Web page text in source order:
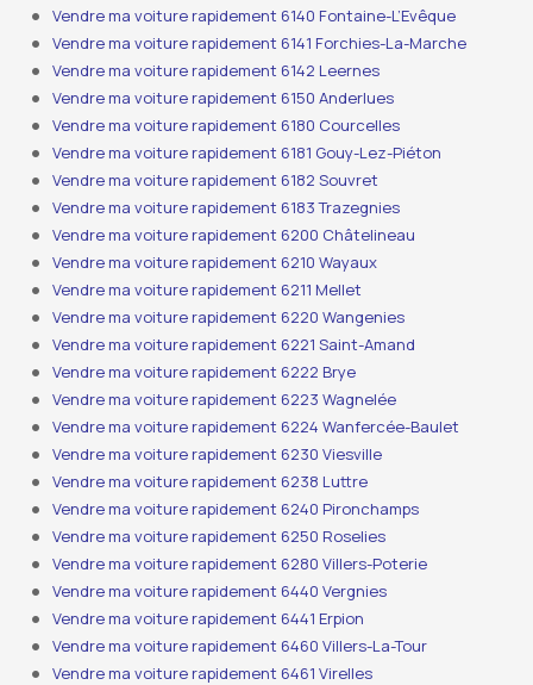
Vendre ma voiture rapidement 6140 Fontaine-L’Evêque
Vendre ma voiture rapidement 6141 Forchies-La-Marche
Vendre ma voiture rapidement 6142 Leernes
Vendre ma voiture rapidement 6150 Anderlues
Vendre ma voiture rapidement 6180 Courcelles
Vendre ma voiture rapidement 6181 Gouy-Lez-Piéton
Vendre ma voiture rapidement 6182 Souvret
Vendre ma voiture rapidement 6183 Trazegnies
Vendre ma voiture rapidement 6200 Châtelineau
Vendre ma voiture rapidement 6210 Wayaux
Vendre ma voiture rapidement 6211 Mellet
Vendre ma voiture rapidement 6220 Wangenies
Vendre ma voiture rapidement 6221 Saint-Amand
Vendre ma voiture rapidement 6222 Brye
Vendre ma voiture rapidement 6223 Wagnelée
Vendre ma voiture rapidement 6224 Wanfercée-Baulet
Vendre ma voiture rapidement 6230 Viesville
Vendre ma voiture rapidement 6238 Luttre
Vendre ma voiture rapidement 6240 Pironchamps
Vendre ma voiture rapidement 6250 Roselies
Vendre ma voiture rapidement 6280 Villers-Poterie
Vendre ma voiture rapidement 6440 Vergnies
Vendre ma voiture rapidement 6441 Erpion
Vendre ma voiture rapidement 6460 Villers-La-Tour
Vendre ma voiture rapidement 6461 Virelles